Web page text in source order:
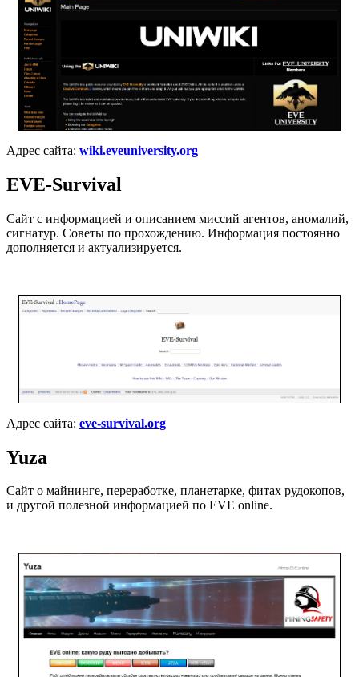
Адрес сайта: wiki.eveuniversity.org
EVE-Survival
Сайт с информацией и описанием миссий агентов, аномалий,
сигнатур. Советы по прохождению. Информация постоянно
дополняется и актуализируется.
Адрес сайта: eve-survival.org
Yuza
Сайт о майнинге, переработке, планетарке, фитах рудокопов,
и другой полезной информацией по EVE online.